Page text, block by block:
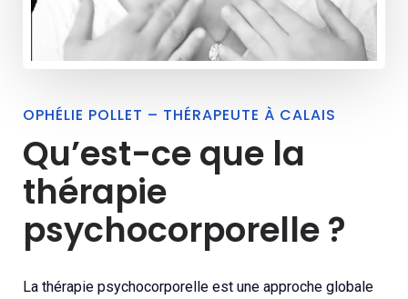
OPHÉLIE POLLET – THÉRAPEUTE À CALAIS
Qu’est-ce que la
thérapie
psychocorporelle ?
La thérapie psychocorporelle est une approche globale